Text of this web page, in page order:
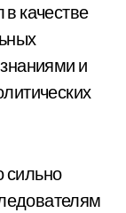
качестве
и
сильно